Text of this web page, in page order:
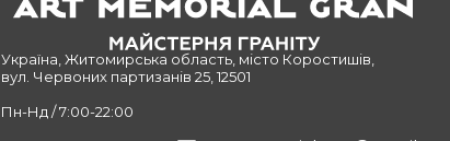
Україна, Житомирська область, місто Коростишів,
вул. Червоних партизанів 25, 12501
Пн-Нд / 7:00-22:00